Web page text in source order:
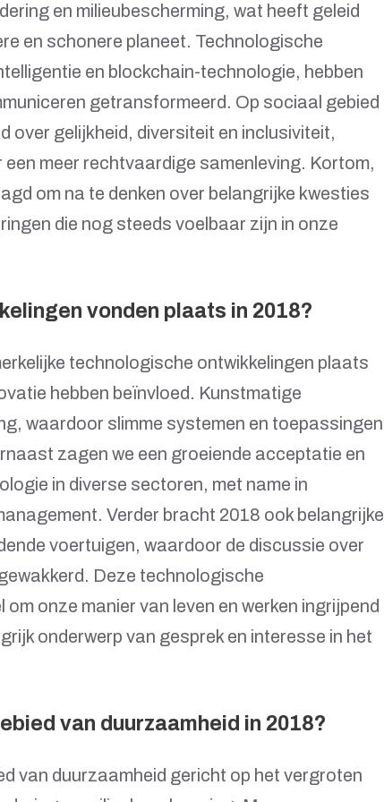
en milieubescherming, wat heeft geleid
en schonere planeet. Technologische
en blockchain-technologie, hebben
getransformeerd. Op sociaal gebied
over gelijkheid, diversiteit en inclusiviteit,
meer rechtvaardige samenleving. Kortom,
om na te denken over belangrijke kwesties
die nog steeds voelbaar zijn in onze
vonden plaats in 2018?
technologische ontwikkelingen plaats
hebben beïnvloed. Kunstmatige
waardoor slimme systemen en toepassingen
zagen we een groeiende acceptatie en
in diverse sectoren, met name in
Verder bracht 2018 ook belangrijke
voertuigen, waardoor de discussie over
Deze technologische
onze manier van leven en werken ingrijpend
onderwerp van gesprek en interesse in het
van duurzaamheid in 2018?
van duurzaamheid gericht op het vergroten